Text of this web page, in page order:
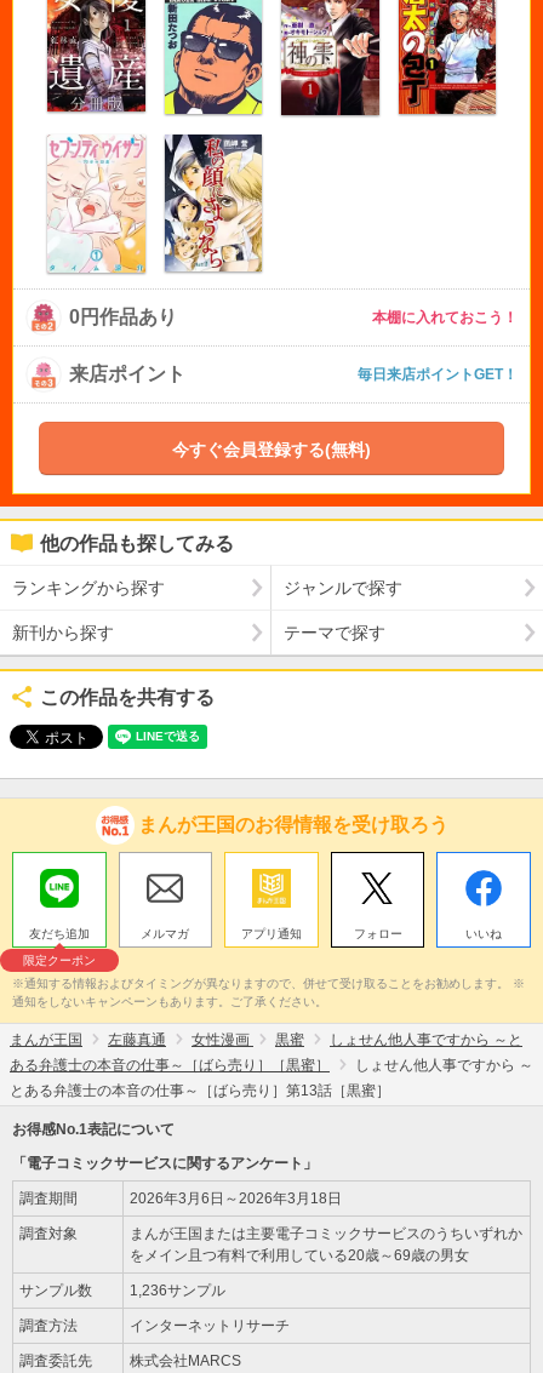
0円作品あり 本棚に入れておこう！
来店ポイント 毎日来店ポイントGET！
今すぐ会員登録する(無料)
他の作品も探してみる
ランキングから探す ジャンルで探す
新刊から探す テーマで探す
この作品を共有する
まんが王国のお得情報を受け取ろう
友だち追加
限定クーポン
メルマガ アプリ通知 フォロー いいね
※通知する情報およびタイミングが異なりますので、併せて受け取ることをお勧めします。 ※
通知をしないキャンペーンもあります。ご了承ください。
まんが王国 左藤真通 女性漫画 黒蜜
しょせん他人事ですから ～と
ある弁護士の本音の仕事～［ばら売り］［黒蜜］
しょせん他人事ですから ～
とある弁護士の本音の仕事～［ばら売り］第13話［黒蜜］
お得感No.1表記について
「電子コミックサービスに関するアンケート」
調査期間 2026年3月6日～2026年3月18日
調査対象
まんが王国または主要電子コミックサービスのうちいずれか
をメイン且つ有料で利用している20歳～69歳の男女
サンプル数 1,236サンプル
調査方法 インターネットリサーチ
調査委託先 株式会社MARCS